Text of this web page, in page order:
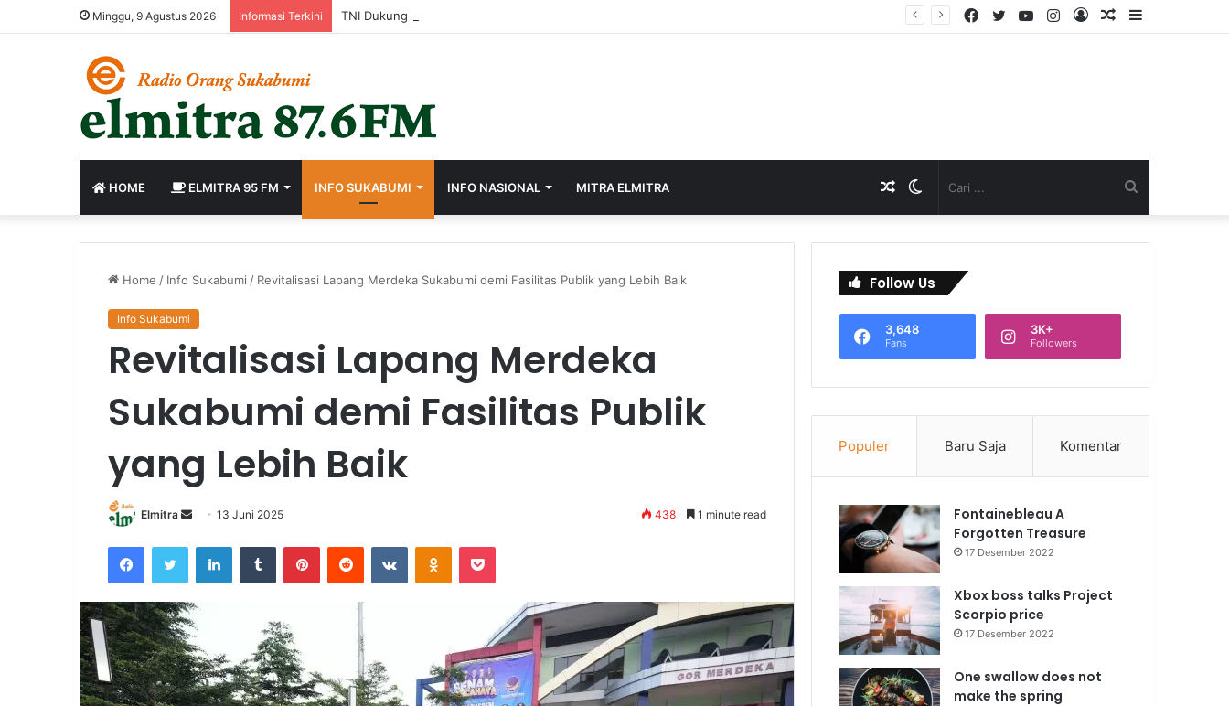
Minggu, 9 Agustus 2026 Informasi Terkini Sidebar
Artikel
Log
Instagram
YouTube
Twitter
Facebook
HOME ELMITRA 95 FM INFO SUKABUMI INFO NASIONAL MITRA ELMITRA
...
Switch
skin
Artikel
Acak
Home / Info Sukabumi / Revitalisasi Lapang Merdeka Sukabumi demi Fasilitas Publik yang Lebih Baik
Info Sukabumi
Revitalisasi Lapang Merdeka
Sukabumi demi Fasilitas Publik
yang Lebih Baik
Elmitra
Send
email
13 Juni 2025 438 1 minute read
FacebookTwitter LinkedInTumblr PinterestReddit VKontakteOdnoklassniki
Pocket
Follow Us
3,648
Fans
3K+
Followers
Populer Baru Saja Komentar
Fontainebleau A
Forgotten Treasure
17 Desember 2022
Xbox boss talks Project
Scorpio price
17 Desember 2022
One swallow does not
make the spring